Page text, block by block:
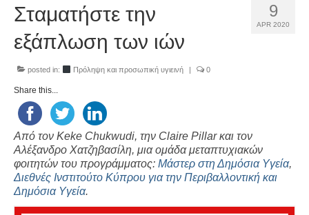
9
APR 2020
Σταματήστε την
εξάπλωση των ιών
posted in: Πρόληψη και προσωπική υγιεινή | 0
Share this...
Από τον Keke Chukwudi, την Claire Pillarκαι τον
Αλέξανδρο Χατζηβασίλη, μια ομάδα μεταπτυχιακών
φοιτητών του προγράμματος: Μάστερ στη Δημόσια Yγεία,
Διεθνές Ινστιτούτο Κύπρου για την Περιβαλλοντική και
Δημόσια Υγεία.